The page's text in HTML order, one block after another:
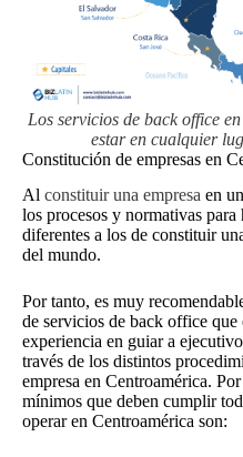
Los servicios de back office
estar en cualquier
Constitución de empresas en
Al constituir una empresa en
los procesos y normativas
diferentes a los de constituir
del mundo.
Por tanto, es muy
de servicios de back office que
experiencia en guiar a
través de los distintos
empresa en Centroamérica.
mínimos que deben cumplir
operar en Centroamérica son: